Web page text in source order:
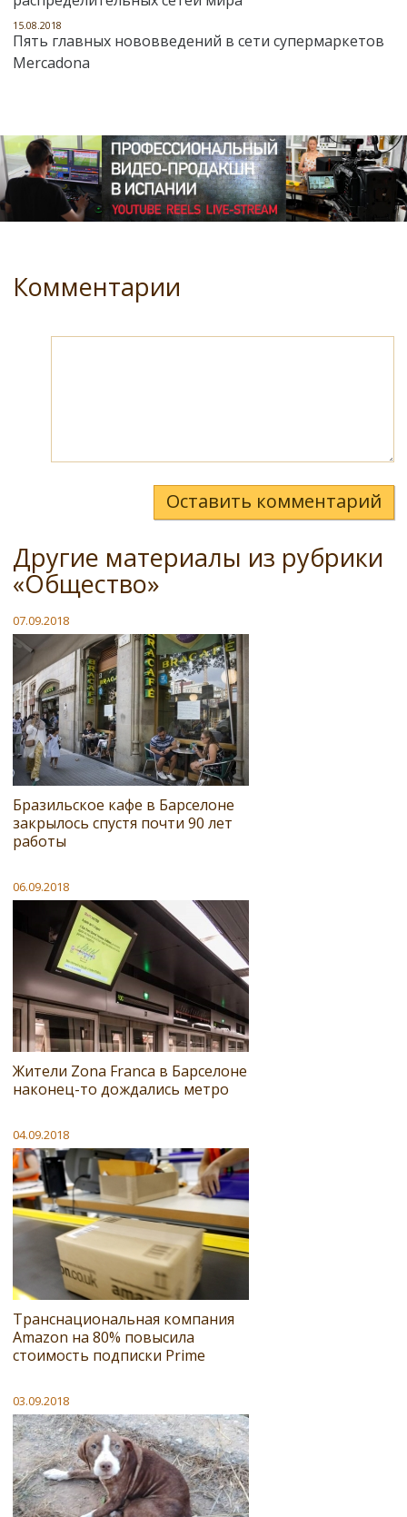
15.08.2018
Пять главных нововведений в сети супермаркетов
Mercadona
Комментарии
Оставить комментарий
Другие материалы из рубрики
«Общество»
07.09.2018
Бразильское кафе в Барселоне
закрылось спустя почти 90 лет
работы
06.09.2018
Жители Zona Franca в Барселоне
наконец-то дождались метро
04.09.2018
Транснациональная компания
Amazon на 80% повысила
стоимость подписки Prime
03.09.2018